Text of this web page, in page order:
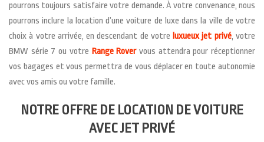
pourrons toujours satisfaire votre demande. À votre convenance, nous
pourrons inclure la location d’une voiture de luxe dans la ville de votre
choix à votre arrivée, en descendant de votre luxueux jet privé, votre
BMW série 7 ou votre Range Rovervous attendra pour réceptionner
vos bagages et vous permettra de vous déplacer en toute autonomie
avec vos amis ou votre famille.
NOTRE OFFRE DE LOCATION DE VOITURE
AVEC JET PRIVÉ